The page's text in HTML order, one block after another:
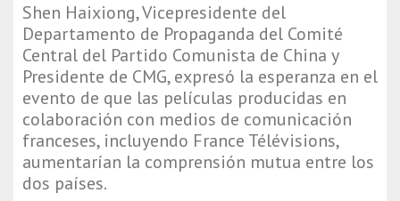
Shen Haixiong, Vicepresidente del
Departamento de Propaganda del Comité
Central del Partido Comunista de China y
Presidente de CMG, expresó la esperanza en el
evento de que las películas producidas en
colaboración con medios de comunicación
franceses, incluyendo France Télévisions,
aumentarían la comprensión mutua entre los
dos países.